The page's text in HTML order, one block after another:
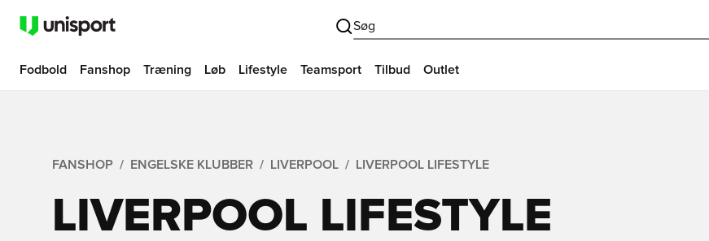
Søg
Fodbold Fanshop Træning Løb Lifestyle Teamsport Tilbud Outlet
FANSHOP ENGELSKE KLUBBER LIVERPOOL LIVERPOOL LIFESTYLE
LIVERPOOL LIFESTYLE